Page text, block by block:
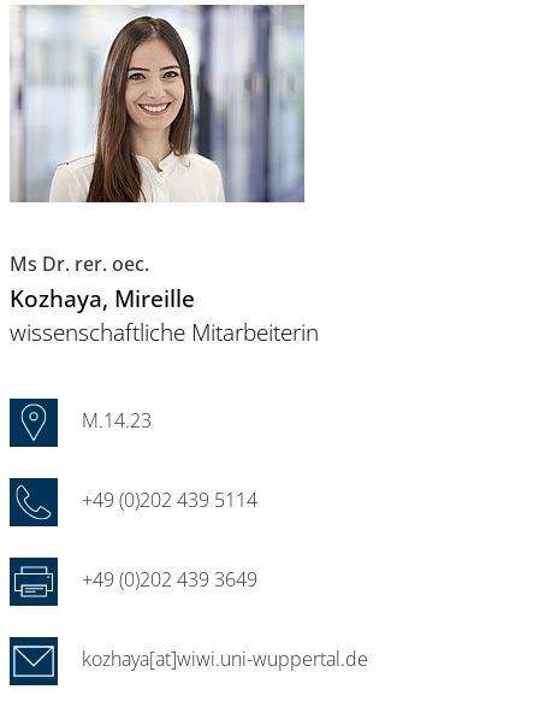
Ms Dr. rer. oec.
Kozhaya, Mireille
wissenschaftliche Mitarbeiterin
M.14.23
+49 (0)202 439 5114
+49 (0)202 439 3649
kozhaya[at]wiwi.uni-wuppertal.de